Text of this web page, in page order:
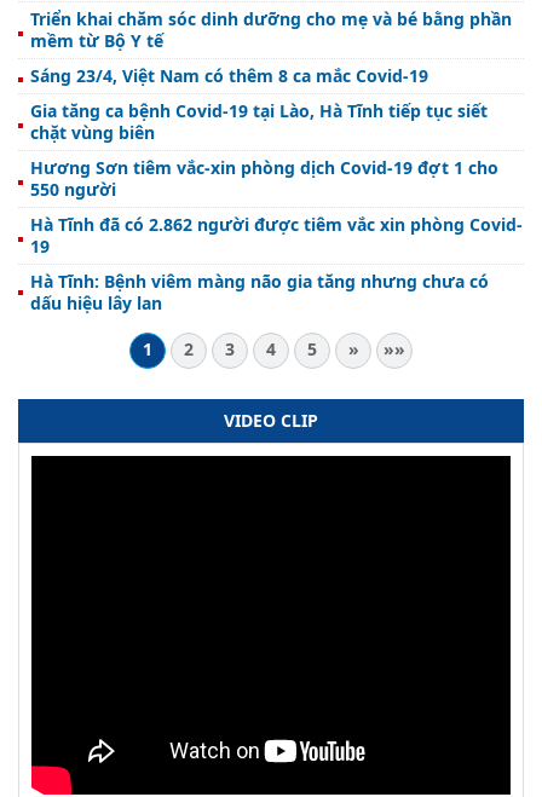
Triển khai chăm sóc dinh dưỡng cho mẹ và bé bằng phần
mềm từ Bộ Y tế
Sáng 23/4, Việt Nam có thêm 8 ca mắc Covid-19
Gia tăng ca bệnh Covid-19 tại Lào, Hà Tĩnh tiếp tục siết
chặt vùng biên
Hương Sơn tiêm vắc-xin phòng dịch Covid-19 đợt 1 cho
550 người
Hà Tĩnh đã có 2.862 người được tiêm vắc xin phòng Covid-
19
Hà Tĩnh: Bệnh viêm màng não gia tăng nhưng chưa có
dấu hiệu lây lan
1
2 3 4 5 » »»
VIDEO CLIP